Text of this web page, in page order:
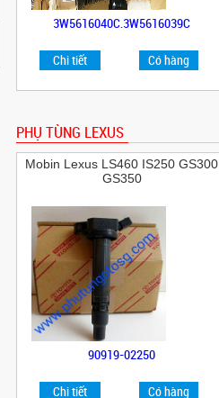
3W5616040C,3W5616039C
Chi tiết Có hàng
PHỤ TÙNG LEXUS
Mobin Lexus LS460 IS250 GS300
GS350
90919-02250
Chi tiết Có hàng